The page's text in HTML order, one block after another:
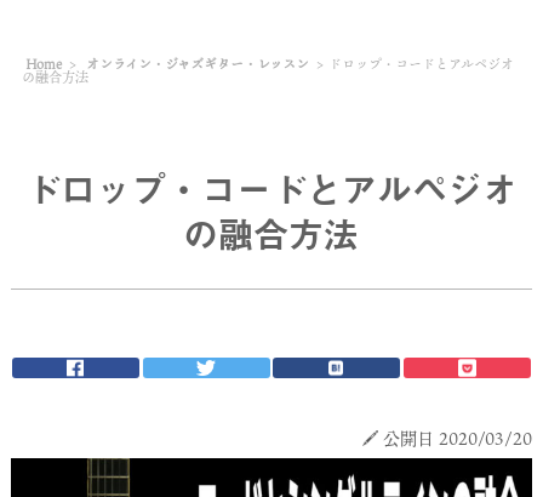
Home > オンライン・ジャズギター・レッスン > ドロップ・コードとアルペジオ
の融合方法
ドロップ・コードとアルペジオ
の融合方法
公開日 2020/03/20